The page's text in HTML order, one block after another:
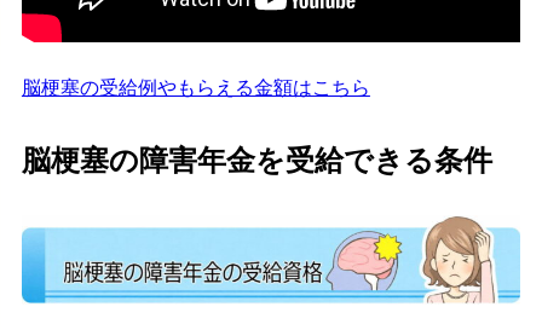
脳梗塞の受給例やもらえる金額はこちら
脳梗塞の障害年金を受給できる条件